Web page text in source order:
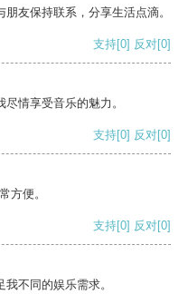
友保持联系，分享生活点滴。
支持[0] 反对[0]
情享受音乐的魅力。
支持[0] 反对[0]
方便。
支持[0] 反对[0]
不同的娱乐需求。